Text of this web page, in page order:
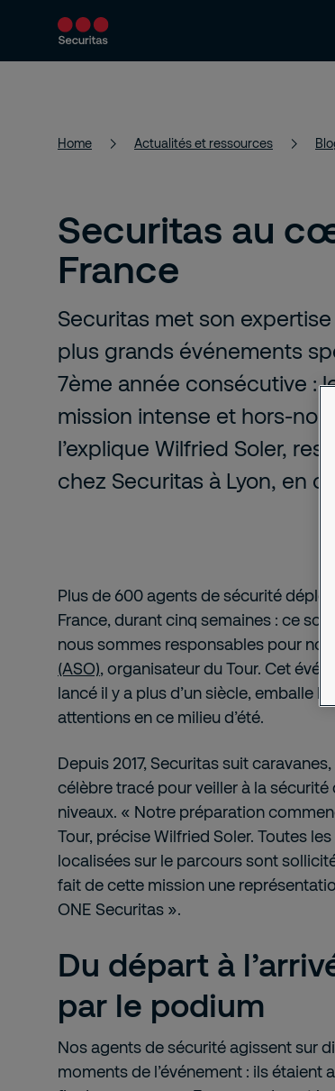
Services Solutions
Home Actualités et ressources
Securitas au
France
Securitas met son
plus grands événements
7ème année consécutive :
mission intense et hors-
l’explique Wilfried Soler,
chez Securitas à Lyon, en
Plus de 600 agents de sécurité
France, durant cinq semaines : ce
nous sommes responsables pour
(ASO), organisateur du Tour. Cet
lancé il y a plus d’un siècle, emballe
attentions en ce milieu d’été.
Depuis 2017, Securitas suit
célèbre tracé pour veiller à la
niveaux. « Notre préparation
Tour, précise Wilfried Soler. Toutes
localisées sur le parcours sont
fait de cette mission une
ONE Securitas ».
Du départ à
par le podium
Nos agents de sécurité agissent sur
moments de l’événement : ils étaient